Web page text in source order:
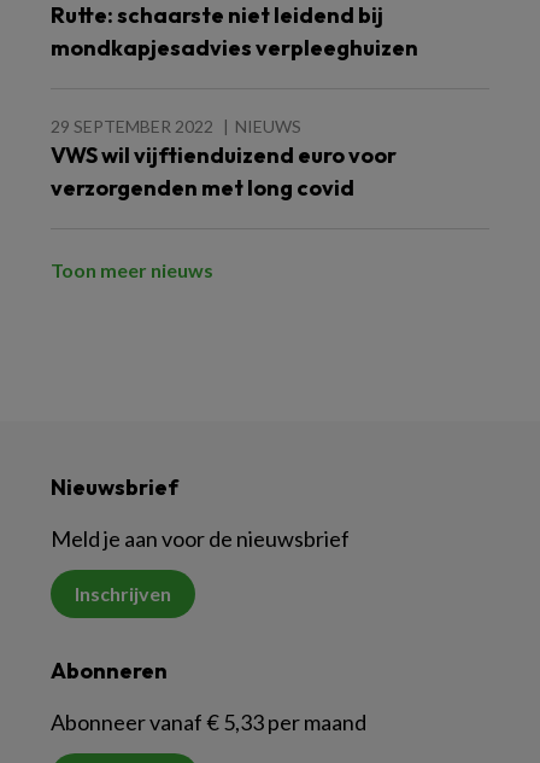
Rutte: schaarste niet leidend bij
mondkapjesadvies verpleeghuizen
29 SEPTEMBER 2022 NIEUWS
VWS wil vijftienduizend euro voor
verzorgenden met long covid
Toon meer nieuws
Nieuwsbrief
Meld je aan voor de nieuwsbrief
Inschrijven
Abonneren
Abonneer vanaf € 5,33 per maand